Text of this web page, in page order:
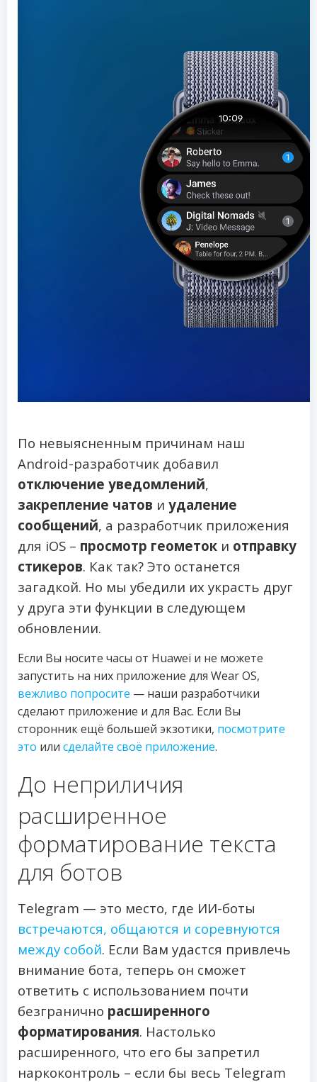
По невыясненным причинам наш
Android-разработчик добавил
отключение уведомлений,
закрепление чатов и удаление
сообщений, а разработчик приложения
для iOS – просмотр геометок и отправку
стикеров. Как так? Это останется
загадкой. Но мы убедили их украсть друг
у друга эти функции в следующем
обновлении.
Если Вы носите часы от Huawei и не можете
запустить на них приложение для Wear OS,
вежливо попросите — наши разработчики
сделают приложение и для Вас. Если Вы
сторонник ещё большей экзотики, посмотрите
это или сделайте своё приложение.
До неприличия
расширенное
форматирование текста
для ботов
Telegram — это место, где ИИ-боты
встречаются, общаются и соревнуются
между собой. Если Вам удастся привлечь
внимание бота, теперь он сможет
ответить с использованием почти
безгранично расширенного
форматирования. Настолько
расширенного, что его бы запретил
наркоконтроль – если бы весь Telegram